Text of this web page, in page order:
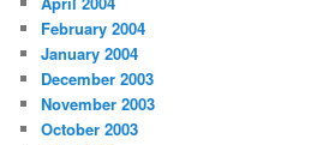
February 2004
January 2004
December 2003
November 2003
October 2003